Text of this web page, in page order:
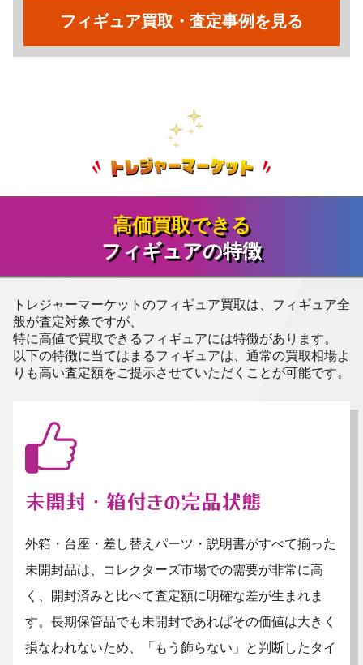
フィギュア買取・査定事例を見る
高価買取できる
フィギュアの特徴
トレジャーマーケットのフィギュア買取は、フィギュア全
般が査定対象ですが、
特に高値で買取できるフィギュアには特徴があります。
以下の特徴に当てはまるフィギュアは、通常の買取相場よ
りも高い査定額をご提示させていただくことが可能です。
未開封・箱付きの完品状態
外箱・台座・差し替えパーツ・説明書がすべて揃った
未開封品は、コレクターズ市場での需要が非常に高
く、開封済みと比べて査定額に明確な差が生まれま
す。長期保管品でも未開封であればその価値は大きく
損なわれないため、「もう飾らない」と判断したタイ